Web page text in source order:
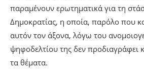
παραμένουν ερωτηματικά για τη
Δημοκρατίας, η οποία, παρόλο που
αυτόν τον άξονα, λόγω του
ψηφοδελτίου της δεν προδιαγράφει
τα θέματα.